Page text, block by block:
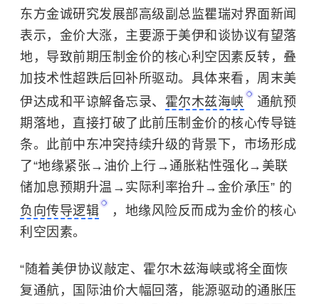
东方金诚研究发展部高级副总监瞿瑞对界面新闻
表示， 金价大涨，主要源于美伊和谈协议有望落
地，导致前期压制金价的核心利空因素反转，叠
加技术性超跌后回补所驱动。具体来看，周末美
伊达成和平谅解备忘录、 霍尔木兹海峡
通航预
期落地，直接打破了此前压制金价的核心传导链
条。此前中东冲突持续升级的背景下，市场形成
了“地缘紧张→油价上行→通胀粘性强化→美联
储加息预期升温→实际利率抬升→金价承压” 的
负向传导逻辑
，地缘风险反而成为金价的核心
利空因素。
“随着美伊协议敲定、霍尔木兹海峡或将全面恢
复通航，国际油价大幅回落，能源驱动的通胀压